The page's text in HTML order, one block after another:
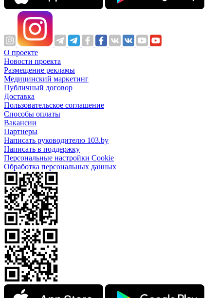
О проекте
Новости проекта
Размещение рекламы
Медицинский маркетинг
Публичный договор
Доставка
Пользовательское соглашение
Способы оплаты
Вакансии
Партнеры
Написать руководителю 103.by
Написать в поддержку
Персональные настройки Cookie
Обработка персональных данных